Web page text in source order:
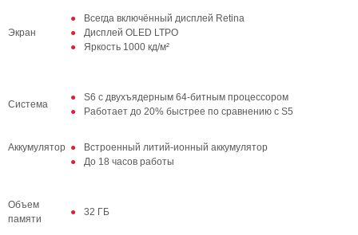
Экран
Всегда включённый дисплей Retina
Дисплей OLED LTPO
Яркость 1000 кд/м²
Система
S6 с двухъядерным 64‑битным процессором
Работает до 20% быстрее по сравнению с S5
Аккумулятор
Встроенный литий‑ионный аккумулятор
До 18 часов работы
Объем
памяти
32 ГБ